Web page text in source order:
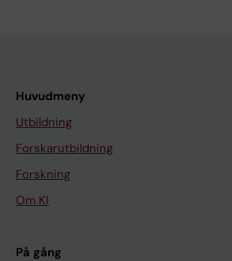
Huvudmeny
Utbildning
Forskarutbildning
Forskning
Om KI
På gång